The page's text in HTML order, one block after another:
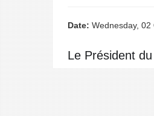
Date: Wednesday, 02
Le Président